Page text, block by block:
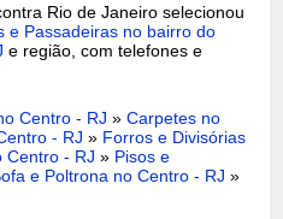
Rio de Janeiro selecionou
e Passadeiras no bairro do
e região, com telefones e
Centro - RJ »Carpetes no
- RJ » Forros e Divisórias
Centro - RJ » Pisos e
e Poltrona no Centro - RJ »